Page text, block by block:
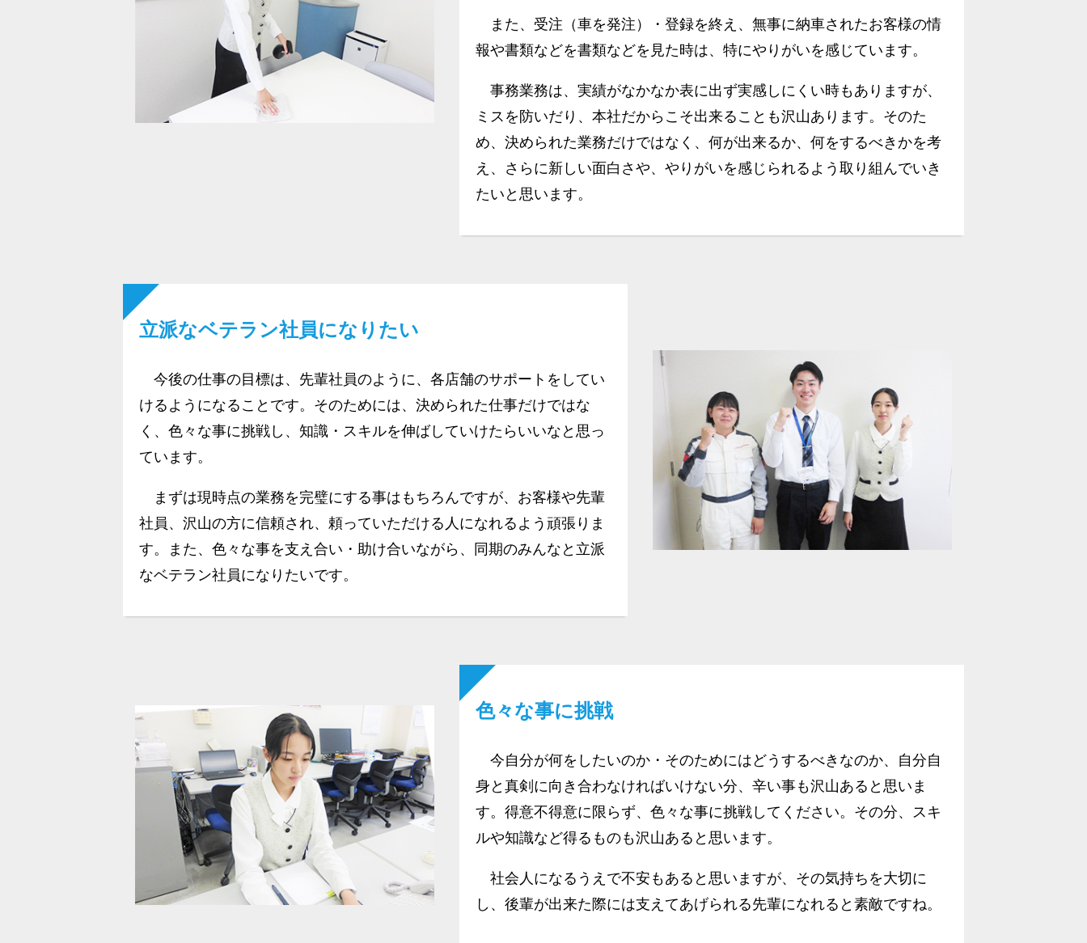
また、受注（車を発注）・登録を終え、無事に納車されたお客様の情
報や書類などを書類などを見た時は、特にやりがいを感じています。
事務業務は、実績がなかなか表に出ず実感しにくい時もありますが、
ミスを防いだり、本社だからこそ出来ることも沢山あります。そのた
め、決められた業務だけではなく、何が出来るか、何をするべきかを考
え、さらに新しい面白さや、やりがいを感じられるよう取り組んでいき
たいと思います。
立派なベテラン社員になりたい
今後の仕事の目標は、先輩社員のように、各店舗のサポートをしてい
けるようになることです。そのためには、決められた仕事だけではな
く、色々な事に挑戦し、知識・スキルを伸ばしていけたらいいなと思っ
ています。
まずは現時点の業務を完璧にする事はもちろんですが、お客様や先輩
社員、沢山の方に信頼され、頼っていただける人になれるよう頑張りま
す。また、色々な事を支え合い・助け合いながら、同期のみんなと立派
なベテラン社員になりたいです。
色々な事に挑戦
今自分が何をしたいのか・そのためにはどうするべきなのか、自分自
身と真剣に向き合わなければいけない分、辛い事も沢山あると思いま
す。得意不得意に限らず、色々な事に挑戦してください。その分、スキ
ルや知識など得るものも沢山あると思います。
社会人になるうえで不安もあると思いますが、その気持ちを大切に
し、後輩が出来た際には支えてあげられる先輩になれると素敵ですね。